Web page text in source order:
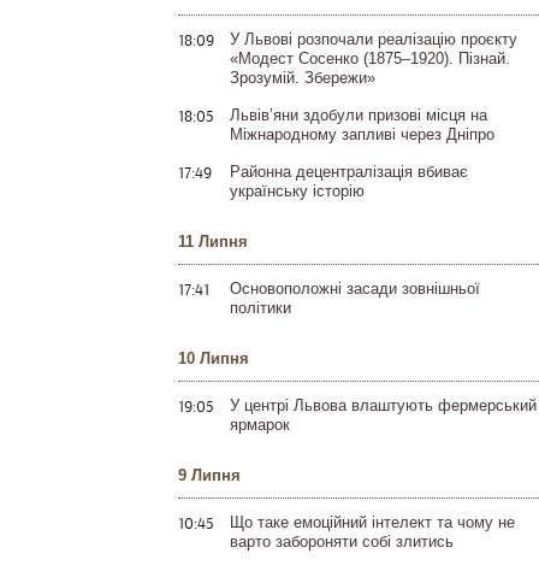
18:09
У Львові розпочали реалізацію проєкту
«Модест Сосенко (1875–1920). Пізнай.
Зрозумій. Збережи»
18:05
Львів’яни здобули призові місця на
Міжнародному запливі через Дніпро
17:49
Районна децентралізація вбиває
українську історію
11 Липня
17:41
Основоположні засади зовнішньої
політики
10 Липня
19:05
У центрі Львова влаштують фермерський
ярмарок
9 Липня
10:45
Що таке емоційний інтелект та чому не
варто забороняти собі злитись